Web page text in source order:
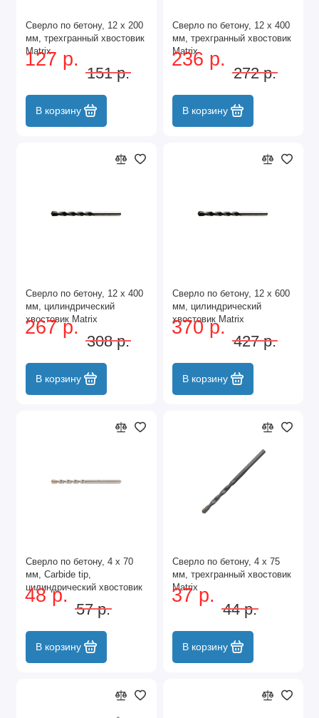
Сверло по бетону, 12 х 200
мм, трехгранный хвостовик
Matrix
127 р.
151 р.
В корзину
Сверло по бетону, 12 х 400
мм, трехгранный хвостовик
Matrix
236 р.
272 р.
В корзину
Сверло по бетону, 12 х 400
мм, цилиндрический
хвостовик Matrix
267 р.
308 р.
В корзину
Сверло по бетону, 12 х 600
мм, цилиндрический
хвостовик Matrix
370 р.
427 р.
В корзину
Сверло по бетону, 4 х 70
мм, Carbide tip,
цилиндрический хвостовик
Барс
48 р.
57 р.
В корзину
Сверло по бетону, 4 х 75
мм, трехгранный хвостовик
Matrix
37 р.
44 р.
В корзину